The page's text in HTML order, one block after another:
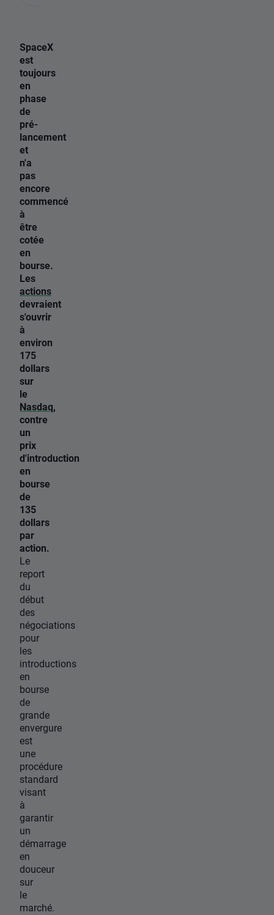
SpaceX
est
toujours
en
phase
de
pré-
lancement
et
n'a
pas
encore
commencé
à
être
cotée
en
bourse.
Les
actions
devraient
s'ouvrir
à
environ
175
dollars
sur
le
Nasdaq,
contre
un
prix
d'introduction
en
bourse
de
135
dollars
par
action.
Le
report
du
début
des
négociations
pour
les
introductions
en
bourse
de
grande
envergure
est
une
procédure
standard
visant
à
garantir
un
démarrage
en
douceur
sur
le
marché.